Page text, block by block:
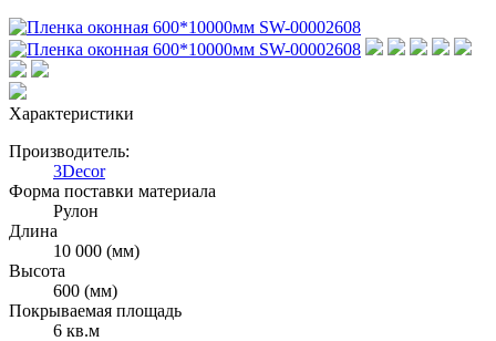
Характеристики
Производитель:
3Decor
Форма поставки материала
Рулон
Длина
10 000 (мм)
Высота
600 (мм)
Покрываемая площадь
6 кв.м